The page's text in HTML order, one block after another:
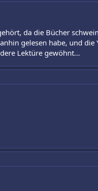
da die Bücher
gelesen habe, und die
Lektüre gewöhnt...